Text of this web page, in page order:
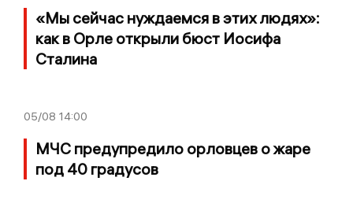
«Мы сейчас нуждаемся в этих людях»:
как в Орле открыли бюст Иосифа
Сталина
05/08 14:00
МЧС предупредило орловцев о жаре
под 40 градусов